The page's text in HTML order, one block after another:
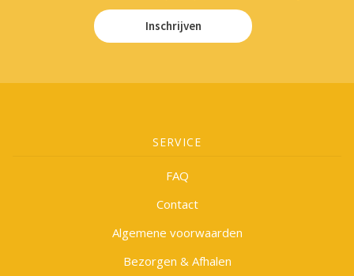
Inschrijven
SERVICE
FAQ
Contact
Algemene voorwaarden
Bezorgen & Afhalen